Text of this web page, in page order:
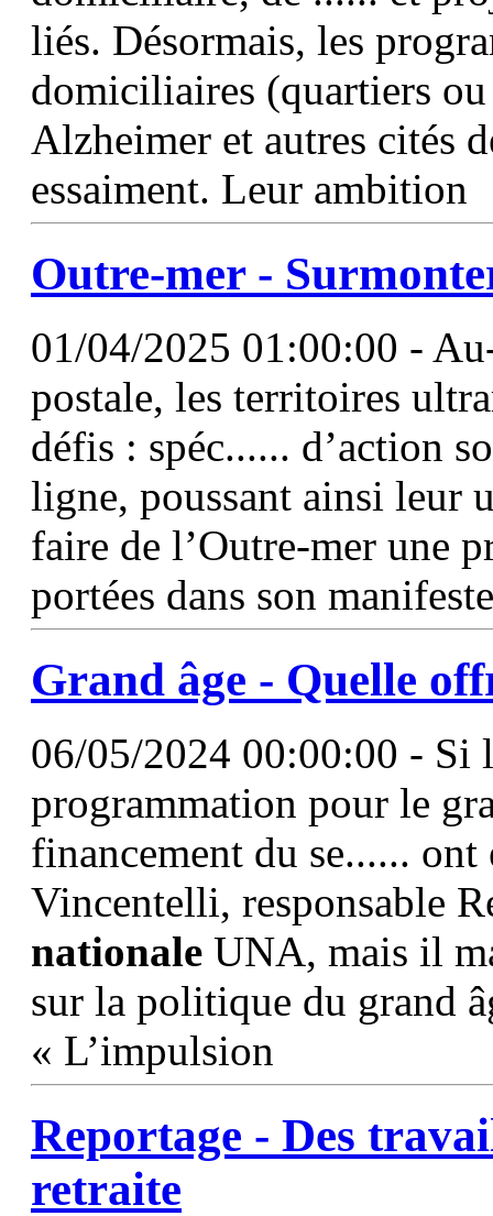
liés. Désormais, les
domiciliaires (quartiers
Alzheimer et autres cités
essaiment. Leur ambition
Outre-mer -
01/04/2025 01:00:00 -
postale, les territoires
défis : spéc...... d’action
ligne, poussant ainsi leur
faire de l’Outre-mer une
portées dans son
Grand âge - Quelle
06/05/2024 00:00:00 - Si
programmation pour le
financement du se......
Vincentelli, responsable
nationale UNA, mais il
sur la politique du grand
« L’impulsion
Reportage - Des
retraite